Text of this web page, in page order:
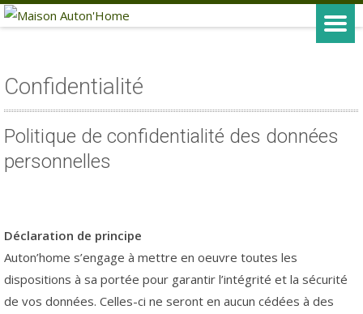
Confidentialité
Politique de confidentialité des données
personnelles
Déclaration de principe
Auton’home s’engage à mettre en oeuvre toutes les
dispositions à sa portée pour garantir l’intégrité et la sécurité
de vos données. Celles-ci ne seront en aucun cédées à des